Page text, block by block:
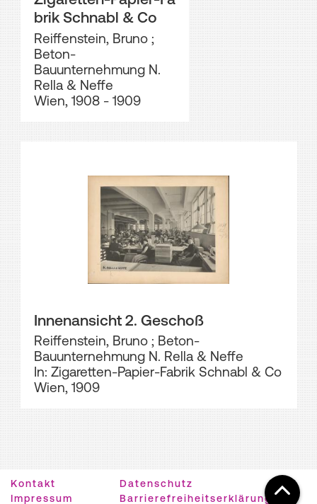
brik Schnabl & Co
Reiffenstein, Bruno;
Beton-
Bauunternehmung N.
Rella & Neffe
Wien, 1908 - 1909
Innenansicht 2. Geschoß
Reiffenstein, Bruno; Beton-
Bauunternehmung N. Rella & Neffe
In: Zigaretten-Papier-Fabrik Schnabl & Co
Wien, 1909
Kontakt
Datenschutz
Impressum
Barrierefreiheitserklärung